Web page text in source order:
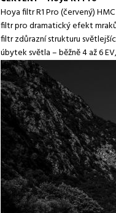
Hoya filtr R1 Pro (červený)
filtr pro dramatický efekt
filtr zdůrazní strukturu
úbytek světla – běžně 4 až 6